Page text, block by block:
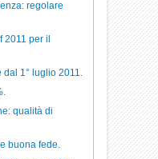
regolare
2011 per il
dal 1° luglio 2011.
qualità di
buona fede.